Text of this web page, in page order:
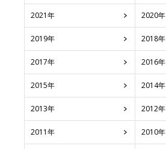
2021年 2020年
2019年 2018年
2017年 2016年
2015年 2014年
2013年 2012年
2011年 2010年